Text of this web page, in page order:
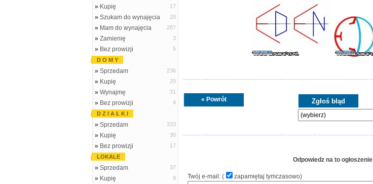
» Kupię 17
» Szukam do wynajęcia 20
» Mam do wynajęcia 287
» Zamienię 3
» Bez prowizji
5
D O M Y
» Sprzedam 236
» Kupię 20
» Wynajmę 31
» Bez prowizji
4
D Z I A Ł K I
» Sprzedam 333
» Kupię 30
» Bez prowizji
17
LOKALE
» Sprzedam 37
» Kupię 9
« Powrót
Odpowiedz na to ogłoszenie
Twój e-mail: ( zapamiętaj tymczasowo)